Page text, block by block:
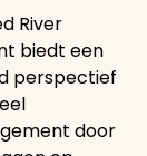
River
biedt een
perspectief
door